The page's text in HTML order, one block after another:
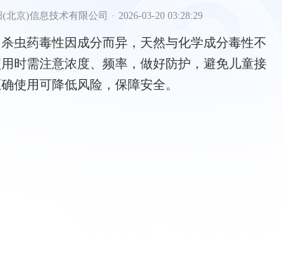
北京)信息技术有限公司 · 2026-03-20 03:28:29
杀虫药毒性因成分而异，天然与化学成分毒性不
用时需注意浓度、频率，做好防护，避免儿童接
使用可降低风险，保障安全。